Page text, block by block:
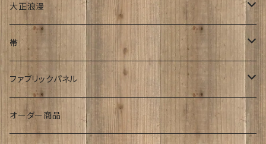
文字入れ
伊藤髄賢氏
風呂敷
強力磁石内臓
時計
平成着物
ろうけつ染め
昭和中期の着物
お召
大正浪漫
アンティーク
ユーモア
帯
アンティーク
お祝い
ファブリックパネル
着物柄
オーダー商品